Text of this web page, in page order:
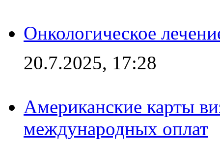
Онкологическое
20.7.2025, 17:28
Американские карты
международных оплат